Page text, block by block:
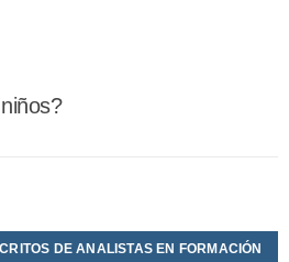
DE ANALISTAS EN FORMACIÓN